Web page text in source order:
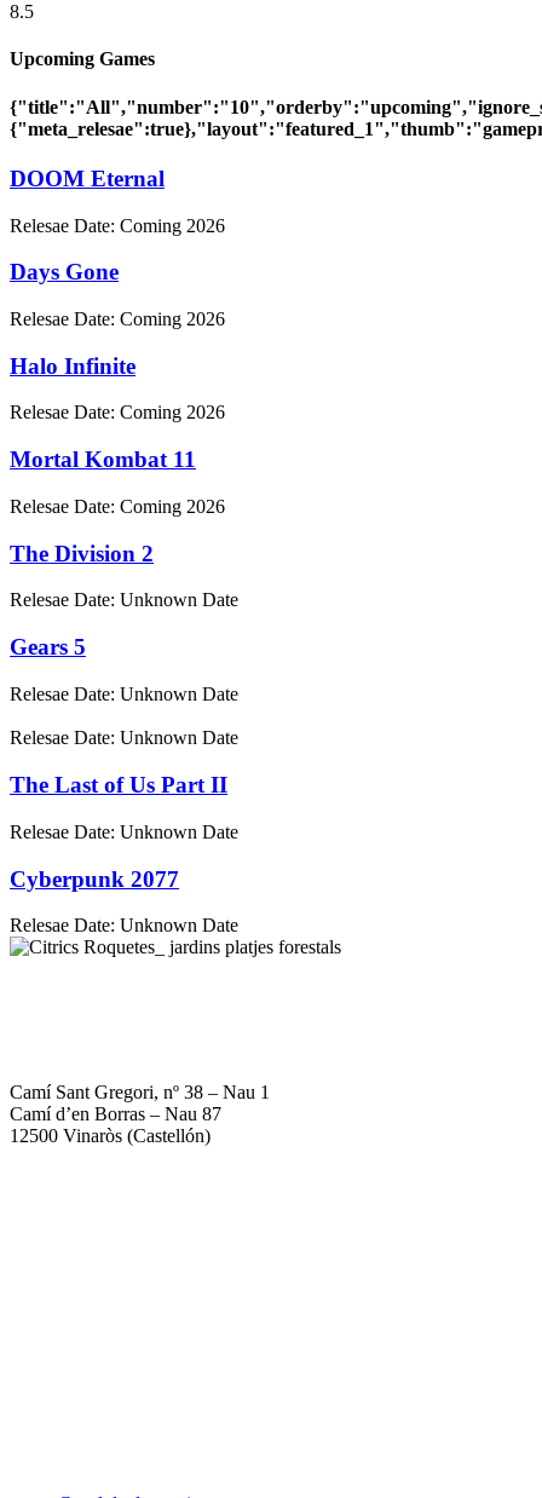
8.5
Upcoming Games
DOOM Eternal
Relesae Date: Coming 2026
Days Gone
Relesae Date: Coming 2026
Halo Infinite
Relesae Date: Coming 2026
Mortal Kombat 11
Relesae Date: Coming 2026
The Division 2
Relesae Date: Unknown Date
Gears 5
Relesae Date: Unknown Date
Relesae Date: Unknown Date
The Last of Us Part II
Relesae Date: Unknown Date
Cyberpunk 2077
Relesae Date: Unknown Date
Camí Sant Gregori, nº 38 – Nau 1
Camí d’en Borras – Nau 87
12500 Vinaròs (Castellón)